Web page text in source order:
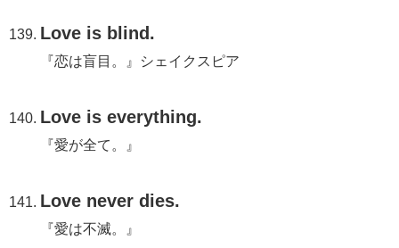
Love is blind.
『恋は盲目。』シェイクスピア
Love is everything.
『愛が全て。』
Love never dies.
『愛は不滅。』